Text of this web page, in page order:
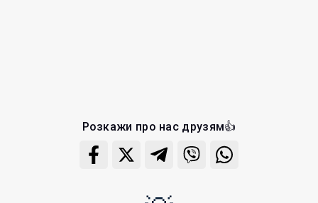
Розкажи про нас друзям👍